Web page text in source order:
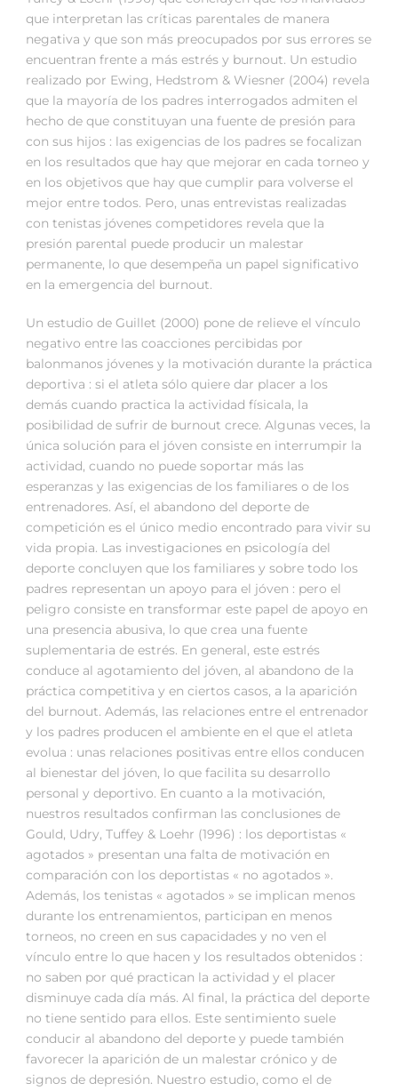
que interpretan las críticas parentales de manera
negativa y que son más preocupados por sus errores se
encuentran frente a más estrés y burnout. Un estudio
realizado por Ewing, Hedstrom & Wiesner (2004) revela
que la mayoría de los padres interrogados admiten el
hecho de que constituyan una fuente de presión para
con sus hijos : las exigencias de los padres se focalizan
en los resultados que hay que mejorar en cada torneo y
en los objetivos que hay que cumplir para volverse el
mejor entre todos. Pero, unas entrevistas realizadas
con tenistas jóvenes competidores revela que la
presión parental puede producir un malestar
permanente, lo que desempeña un papel significativo
en la emergencia del burnout.
Un estudio de Guillet (2000) pone de relieve el vínculo
negativo entre las coacciones percibidas por
balonmanos jóvenes y la motivación durante la práctica
deportiva : si el atleta sólo quiere dar placer a los
demás cuando practica la actividad físicala, la
posibilidad de sufrir de burnout crece. Algunas veces, la
única solución para el jóven consiste en interrumpir la
actividad, cuando no puede soportar más las
esperanzas y las exigencias de los familiares o de los
entrenadores. Así, el abandono del deporte de
competición es el único medio encontrado para vivir su
vida propia. Las investigaciones en psicología del
deporte concluyen que los familiares y sobre todo los
padres representan un apoyo para el jóven : pero el
peligro consiste en transformar este papel de apoyo en
una presencia abusiva, lo que crea una fuente
suplementaria de estrés. En general, este estrés
conduce al agotamiento del jóven, al abandono de la
práctica competitiva y en ciertos casos, a la aparición
del burnout. Además, las relaciones entre el entrenador
y los padres producen el ambiente en el que el atleta
evolua : unas relaciones positivas entre ellos conducen
al bienestar del jóven, lo que facilita su desarrollo
personal y deportivo. En cuanto a la motivación,
nuestros resultados confirman las conclusiones de
Gould, Udry, Tuffey & Loehr (1996) : los deportistas «
agotados » presentan una falta de motivación en
comparación con los deportistas « no agotados ».
Además, los tenistas « agotados » se implican menos
durante los entrenamientos, participan en menos
torneos, no creen en sus capacidades y no ven el
vínculo entre lo que hacen y los resultados obtenidos :
no saben por qué practican la actividad y el placer
disminuye cada día más. Al final, la práctica del deporte
no tiene sentido para ellos. Este sentimiento suele
conducir al abandono del deporte y puede también
favorecer la aparición de un malestar crónico y de
signos de depresión. Nuestro estudio, como el de